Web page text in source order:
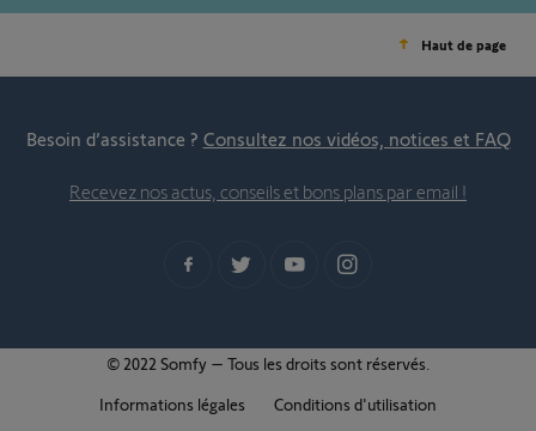
Haut de page
Besoin d’assistance ? Consultez nos vidéos, notices et FAQ
Recevez nos actus, conseils et bons plans par email !
© 2022 Somfy – Tous les droits sont réservés.
Informations légales
Conditions d'utilisation